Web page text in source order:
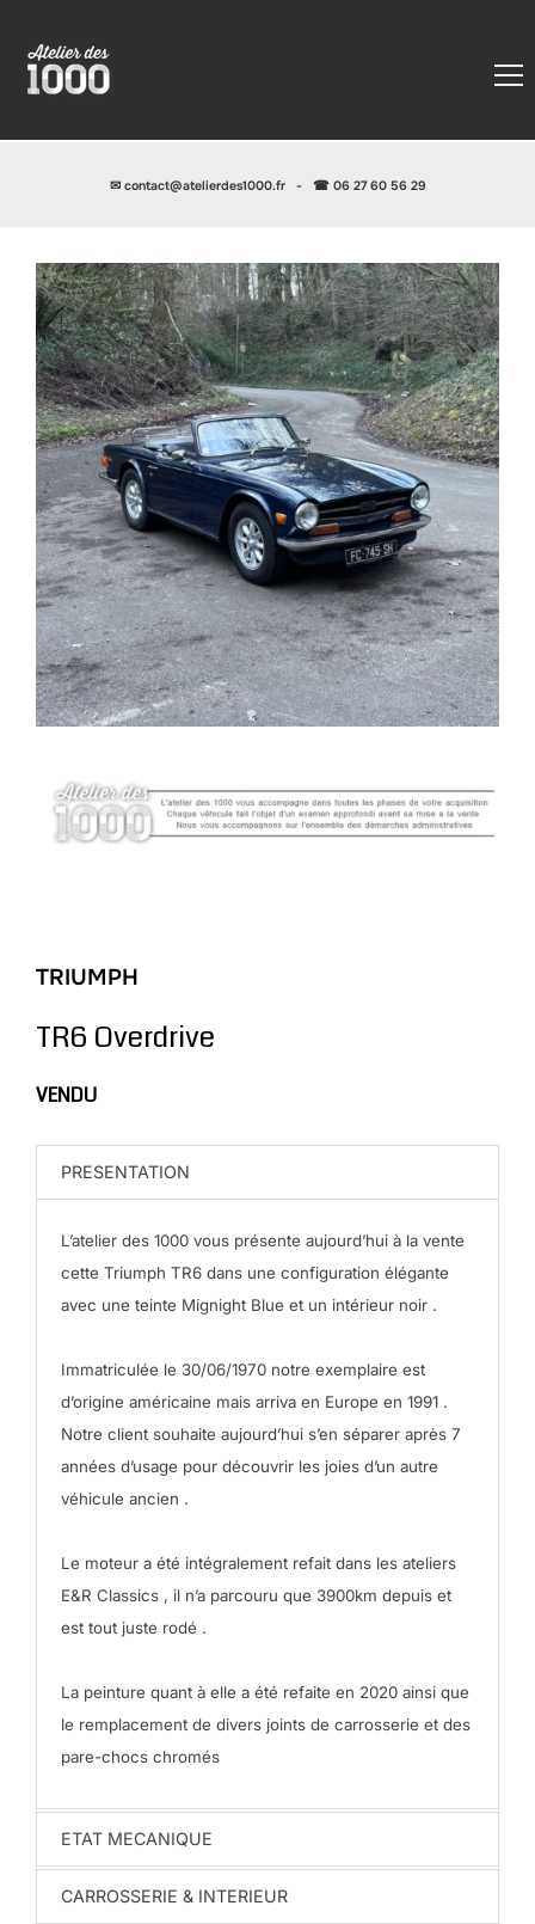
✉ contact@atelierdes1000.fr- ☎ 06 27 60 56 29
TRIUMPH
TR6 Overdrive
VENDU
PRESENTATION
L’atelier des 1000 vous présente aujourd’hui à la vente
cette Triumph TR6 dans une configuration élégante
avec une teinte Mignight Blue et un intérieur noir .
Immatriculée le 30/06/1970 notre exemplaire est
d’origine américaine mais arriva en Europe en 1991 .
Notre client souhaite aujourd’hui s’en séparer après 7
années d’usage pour découvrir les joies d’un autre
véhicule ancien .
Le moteur a été intégralement refait dans les ateliers
E&R Classics , il n’a parcouru que 3900km depuis et
est tout juste rodé .
La peinture quant à elle a été refaite en 2020 ainsi que
le remplacement de divers joints de carrosserie et des
pare-chocs chromés
ETAT MECANIQUE
CARROSSERIE & INTERIEUR